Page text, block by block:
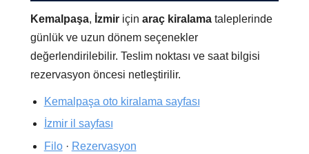
Kemalpaşa, İzmir içinaraç kiralama taleplerinde
günlük ve uzun dönem seçenekler
değerlendirilebilir. Teslim noktası ve saat bilgisi
rezervasyon öncesi netleştirilir.
Kemalpaşa oto kiralama sayfası
İzmir il sayfası
Filo· Rezervasyon